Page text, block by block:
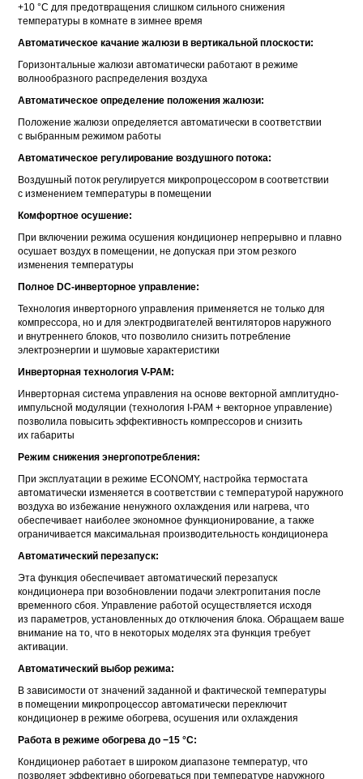
+10 °C для предотвращения слишком сильного снижения
температуры в комнате в зимнее время
Автоматическое качание жалюзи в вертикальной плоскости:
Горизонтальные жалюзи автоматически работают в режиме
волнообразного распределения воздуха
Автоматическое определение положения жалюзи:
Положение жалюзи определяется автоматически в соответствии
с выбранным режимом работы
Автоматическое регулирование воздушного потока:
Воздушный поток регулируется микропроцессором в соответствии
с изменением температуры в помещении
Комфортное осушение:
При включении режима осушения кондиционер непрерывно и плавно
осушает воздух в помещении, не допуская при этом резкого
изменения температуры
Полное DC-инверторное управление:
Технология инверторного управления применяется не только для
компрессора, но и для электродвигателей вентиляторов наружного
и внутреннего блоков, что позволило снизить потребление
электроэнергии и шумовые характеристики
Инверторная технология V-PAM:
Инверторная система управления на основе векторной амплитудно-
импульсной модуляции (технология I-PAM + векторное управление)
позволила повысить эффективность компрессоров и снизить
их габариты
Режим снижения энергопотребления:
При эксплуатации в режиме ECONOMY, настройка термостата
автоматически изменяется в соответствии с температурой наружного
воздуха во избежание ненужного охлаждения или нагрева, что
обеспечивает наиболее экономное функционирование, а также
ограничивается максимальная производительность кондиционера
Автоматический перезапуск:
Эта функция обеспечивает автоматический перезапуск
кондиционера при возобновлении подачи электропитания после
временного сбоя. Управление работой осуществляется исходя
из параметров, установленных до отключения блока. Обращаем ваше
внимание на то, что в некоторых моделях эта функция требует
активации.
Автоматический выбор режима:
В зависимости от значений заданной и фактической температуры
в помещении микропроцессор автоматически переключит
кондиционер в режиме обогрева, осушения или охлаждения
Работа в режиме обогрева до −15 °С:
Кондиционер работает в широком диапазоне температур, что
позволяет эффективно обогреваться при температуре наружного